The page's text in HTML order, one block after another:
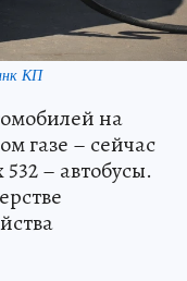
КП
на
газе – сейчас
– автобусы.